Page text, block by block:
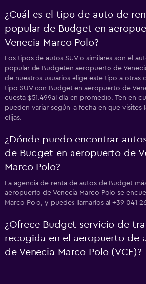
¿Cuál es el tipo de auto de
popular de Budget en
Venecia Marco Polo?
Los tipos de autos SUV o similares son el
popular de Budgeten aeropuerto de
de nuestros usuarios elige este tipo a otras
tipo SUV con Budget en aeropuerto de
cuesta $51.499al día en promedio. Ten en
pueden variar según la fecha en que visites
elijas.
¿Dónde puedo encontrar
de Budget en aeropuerto de
Marco Polo?
La agencia de renta de autos de Budget
aeropuerto de Venecia Marco Polo se
Marco Polo, y puedes llamarlos al +39 041
¿Ofrece Budget servicio de
recogida en el aeropuerto de
de Venecia Marco Polo (VCE)?